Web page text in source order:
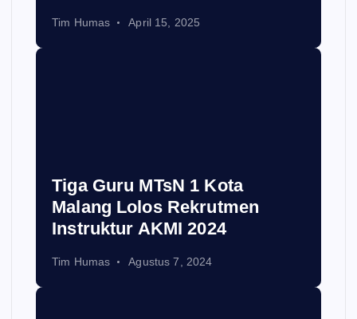
Tim Humas April 15, 2025
Tiga Guru MTsN 1 Kota
Malang Lolos Rekrutmen
Instruktur AKMI 2024
Tim Humas Agustus 7, 2024